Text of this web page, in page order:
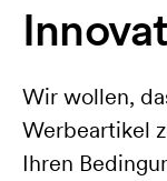
Wir wollen,
Werbeartikel
Ihren